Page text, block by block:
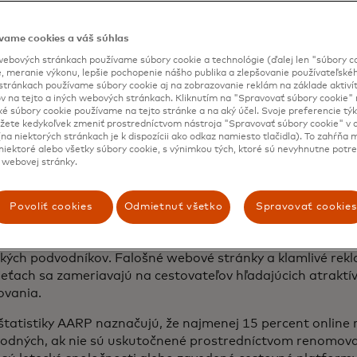
zneužiť túto rozrastajúcu sa platobnú krajinu.
podniky a miestni predajcovia na trhu sa často rozhodujú
však so sebou prináša určité riziko. Podvodníci, zbehlí
údajov, môžu ukradnuté informácie použiť na získanie
na čiernom trhu. V prostredí, kde je dôvera
aby chránili svoju reputáciu aj svojich
rezervácie ciest
namiesto luxusného tovaru sú trendom roku 2023,
aj do roku 2024. To predstavuje príležitosť pre
podvodníkov. Falošné webové stránky a klamlivé
sa zameriavajú na cestovateľov hľadajúcich
AARP naznačujú, že najmenej 15 percent online
ak nie sú uskutočnené prostredníctvom
cookies a váš súhlas
stránkach používame súbory cookie a technológie (ďalej len "súbory
meranie výkonu, lepšie pochopenie nášho publika a zlepšovanie
používame súbory cookie aj na zobrazovanie reklám na základe
na tejto a iných webových stránkach. Kliknutím na "Spravovať súbory cookie"
súbory cookie používame na tejto stránke a na aký účel. Svoje preferencie
kedykoľvek zmeniť prostredníctvom nástroja "Spravovať súbory cookie" v
niektorých stránkach je k dispozícii ako odkaz namiesto tlačidla). To zahŕňa
alebo všetky súbory cookie, s výnimkou tých, ktoré sú nevyhnutne
stránky.
Povoliť cookies Odmietnuť všetko Spravovať cookies